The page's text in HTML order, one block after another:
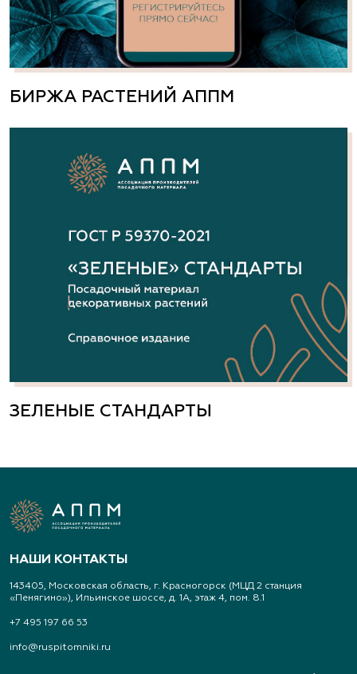
БИРЖА РАСТЕНИЙ АППМ
ЗЕЛЕНЫЕ СТАНДАРТЫ
НАШИ КОНТАКТЫ
143405, Московская область, г. Красногорск (МЦД 2 станция
«Пенягино»), Ильинское шоссе, д. 1А, этаж 4, пом. 8.1
+7 495 197 66 53
info@ruspitomniki.ru